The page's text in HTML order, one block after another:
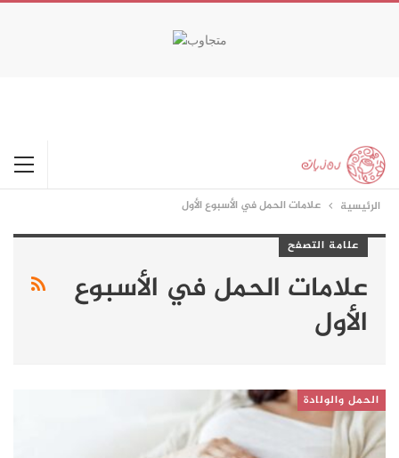
الرئيسية علامات الحمل في الأسبوع الأول
علامة التصفح
علامات الحمل في الأسبوع
الأول
الحمل والولادة